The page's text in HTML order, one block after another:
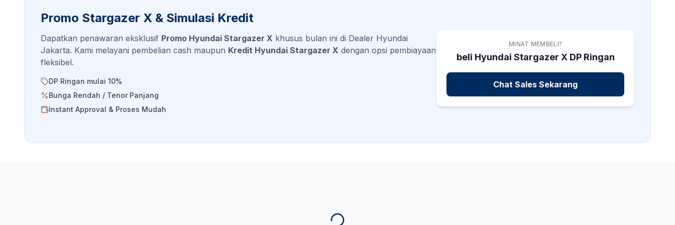
Promo Stargazer X & Simulasi Kredit
Dapatkan penawaran eksklusif Promo Hyundai Stargazer X khusus bulan ini di Dealer Hyundai
Jakarta. Kami melayani pembelian cash maupun Kredit Hyundai Stargazer X dengan opsi pembiayaan
fleksibel.
DP Ringan mulai 10%
Bunga Rendah / Tenor Panjang
Instant Approval & Proses Mudah
MINAT MEMBELI?
beli Hyundai Stargazer XDP Ringan
Chat Sales Sekarang